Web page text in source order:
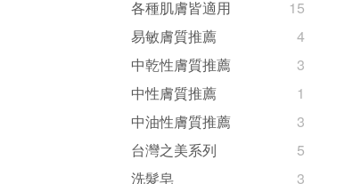
各種肌膚皆適用
15
易敏膚質推薦
4
中乾性膚質推薦
3
中性膚質推薦
1
中油性膚質推薦
3
台灣之美系列
5
洗髮皂
3